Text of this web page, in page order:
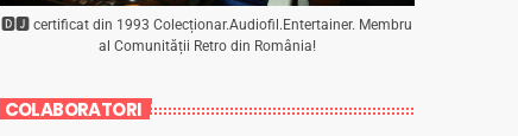
🅳🅹 certificat din 1993 Colecționar.Audiofil.Entertainer. Membru
al Comunității Retro din România!
COLABORATORI